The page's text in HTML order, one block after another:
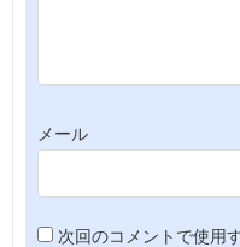
メール
次回のコメントで使用